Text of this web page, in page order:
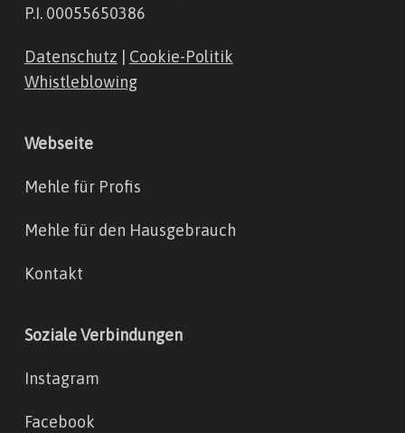
P.I. 00055650386
Datenschutz
Cookie-Politik
Whistleblowing
Webseite
Mehle für Profis
Mehle für den Hausgebrauch
Kontakt
Soziale Verbindungen
Instagram
Facebook